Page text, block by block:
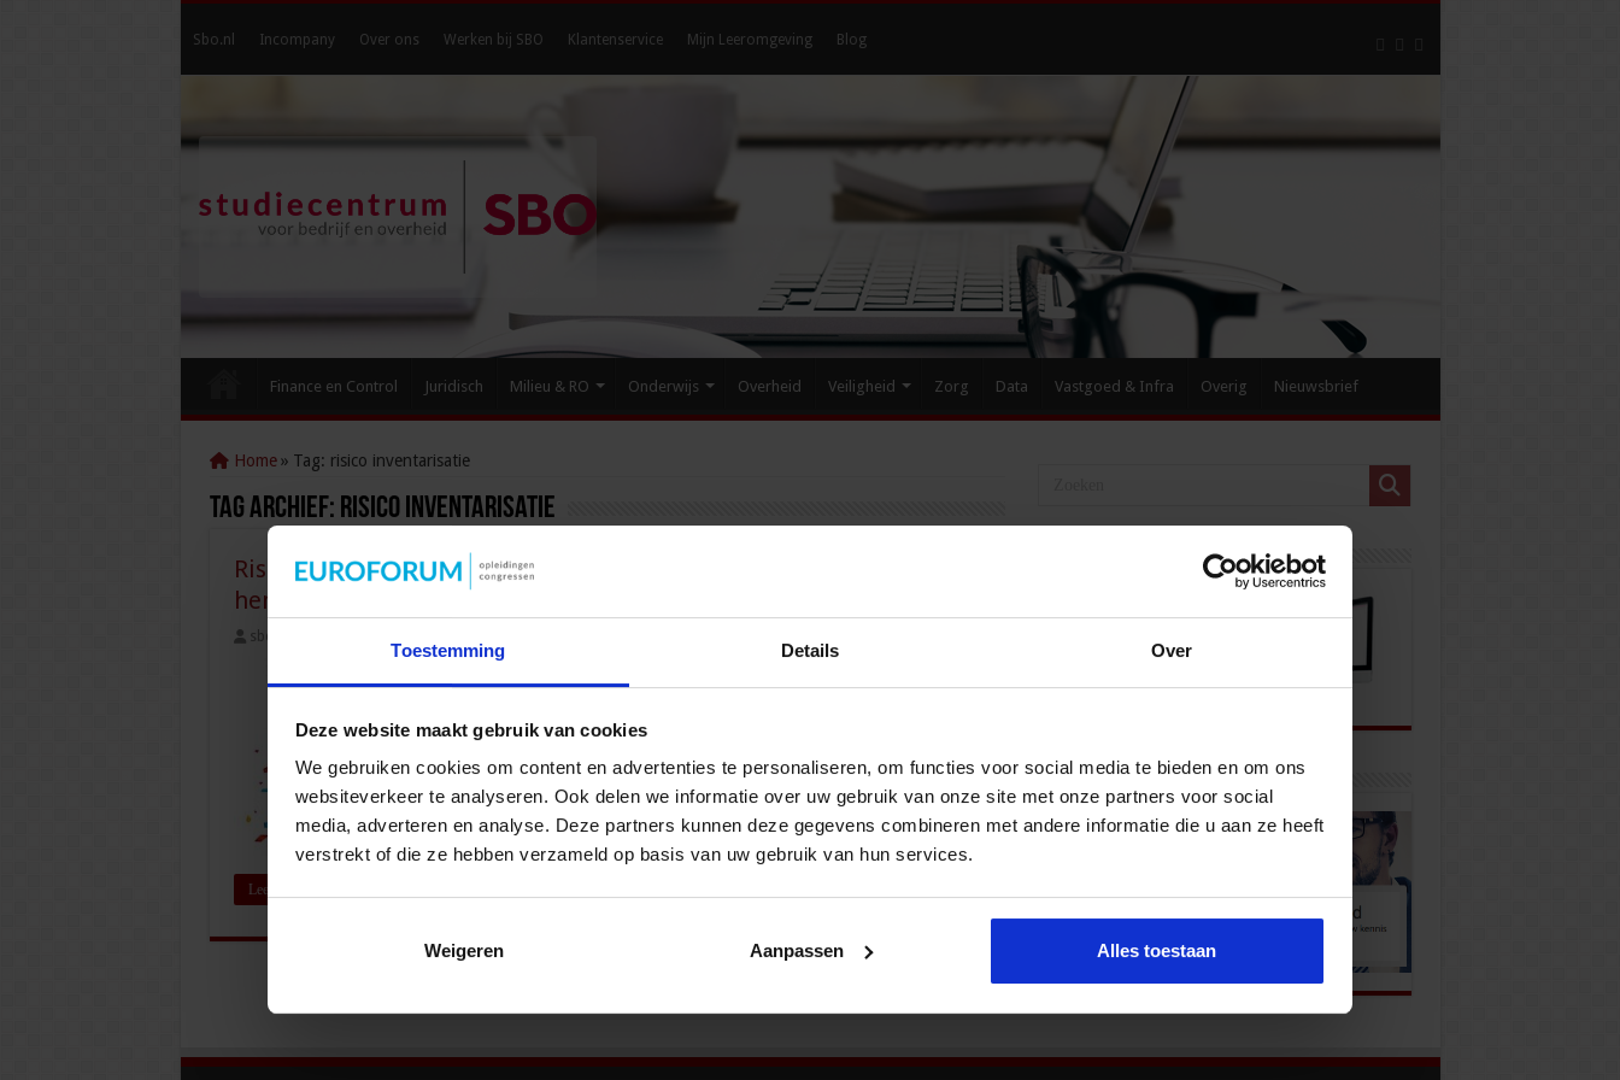
Toestemming Details Over
Deze website maakt gebruik van cookies
We gebruiken cookies om content en advertenties te personaliseren, om functies voor social media te bieden en om ons
websiteverkeer te analyseren. Ook delen we informatie over uw gebruik van onze site met onze partners voor social
media, adverteren en analyse. Deze partners kunnen deze gegevens combineren met andere informatie die u aan ze heeft
verstrekt of die ze hebben verzameld op basis van uw gebruik van hun services.
Weigeren Aanpassen Alles toestaan
Sbo.nl Incompany Over ons Werken bij SBO Klantenservice Mijn Leeromgeving Blog
Finance en Control Juridisch Milieu & RO Onderwijs Overheid Veiligheid Zorg Data Vastgoed & Infra Overig Nieuwsbrief
Home » Tag: risico inventarisatie
Tag Archief: risico inventarisatie
Risico Inventarisatie en Evaluatie bestaat 25 jaar; hoelang heb jij
hem al?
sbo
Evaluatie (RI&E) verplicht geworden voor alle
werkgevers. Met de RI&E onderzoek je in welke
veroorzaken aan de gezondheid van jouw
werknemers. De RI&E jaar bestaat dit jaar dus
25 jaar! Hoelang heeft jouw organisatie al een
RI&E? Belang van een RI&E Helaas hebben …
Lees verder »
Bekijk onze opleidingen